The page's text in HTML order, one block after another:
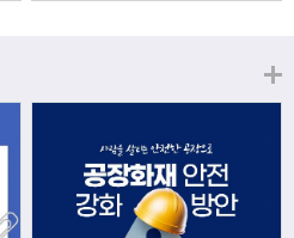
20년물 300억원입니다. 그렇다면 3월 개인
1,800억원 ④ 2,000억원 이벤트 안내 응모
기간: 2026년 3월 4일(수) ~ 3월 9일(월) 경
품: 커피쿠폰 (60명) 참여.......